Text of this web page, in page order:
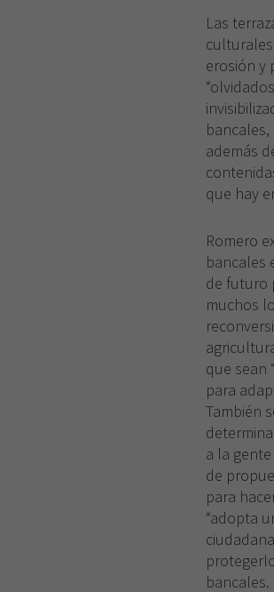
Las
erosión y
además
que hay
Romero
bancales
de futuro
muchos
que sean
para
También
a la
de
para
“adopta
bancales.